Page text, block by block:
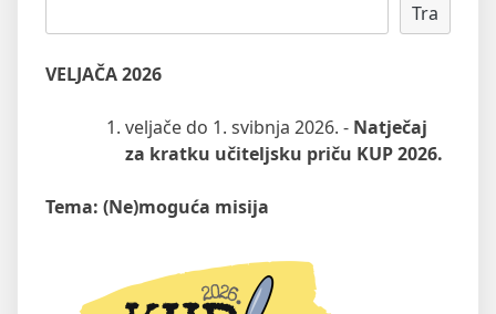
Tra
VELJAČA 2026
veljače do 1. svibnja 2026. - Natječaj
za kratku učiteljsku priču KUP 2026.
Tema: (Ne)moguća misija